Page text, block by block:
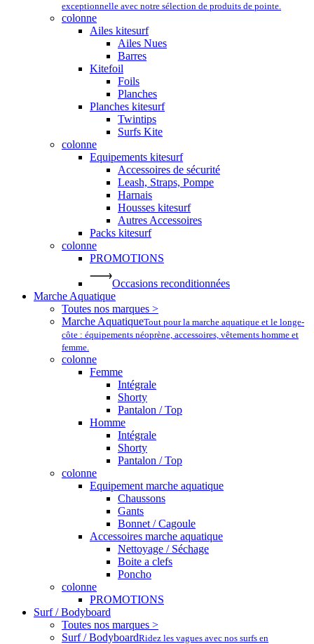
exceptionnelle avec notre sélection de produits de pointe.
colonne
Ailes kitesurf
Ailes Nues
Barres
Kitefoil
Foils
Planches
Planches kitesurf
Twintips
Surfs Kite
colonne
Equipements kitesurf
Accessoires de sécurité
Leash, Straps, Pompe
Harnais
Housses kitesurf
Autres Accessoires
Packs kitesurf
colonne
PROMOTIONS
Occasions reconditionnées
Marche Aquatique
Toutes nos marques >
Marche AquatiqueTout pour la marche aquatique et le longe-
côte : équipements néoprène, accessoires, vêtements homme et
femme.
colonne
Femme
Intégrale
Shorty
Pantalon / Top
Homme
Intégrale
Shorty
Pantalon / Top
colonne
Equipement marche aquatique
Chaussons
Gants
Bonnet / Cagoule
Accessoires marche aquatique
Nettoyage / Séchage
Boite a clefs
Poncho
colonne
PROMOTIONS
Surf / Bodyboard
Toutes nos marques >
Surf / BodyboardRidez les vagues avec nos surfs en